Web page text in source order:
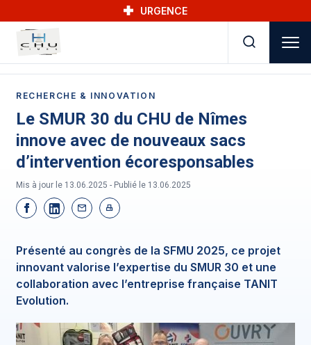
URGENCE
RECHERCHE & INNOVATION
Le SMUR 30 du CHU de Nîmes
innove avec de nouveaux sacs
d’intervention écoresponsables
Mis à jour le 13.06.2025 - Publié le 13.06.2025
Présenté au congrès de la SFMU 2025, ce projet
innovant valorise l’expertise du SMUR 30 et une
collaboration avec l’entreprise française TANIT
Evolution.